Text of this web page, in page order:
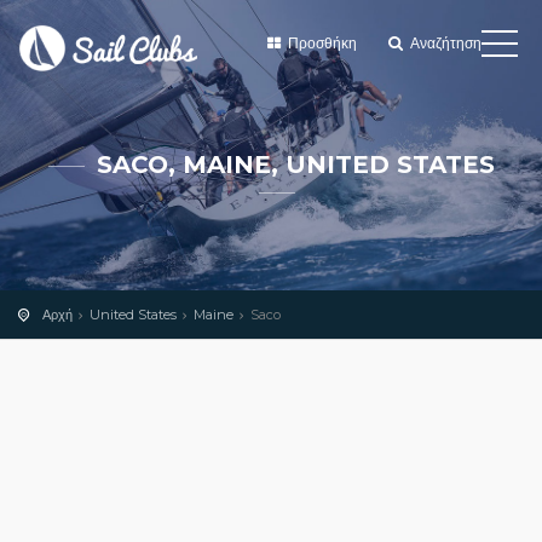
Προσθήκη Αναζήτηση
SACO, MAINE, UNITED STATES
Αρχή United States Maine Saco